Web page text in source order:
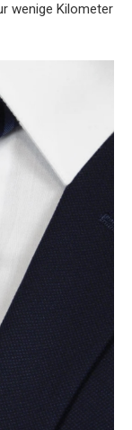
wenige Kilometer